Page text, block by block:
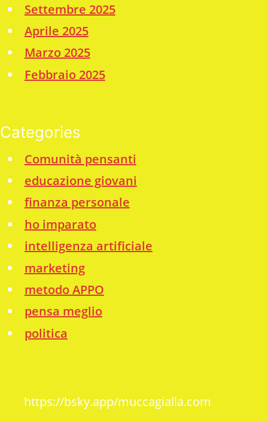
Settembre 2025
Aprile 2025
Marzo 2025
Febbraio 2025
Categories
Comunità pensanti
educazione giovani
finanza personale
ho imparato
intelligenza artificiale
marketing
metodo APPO
pensa meglio
politica
https://bsky.app/muccagialla.com